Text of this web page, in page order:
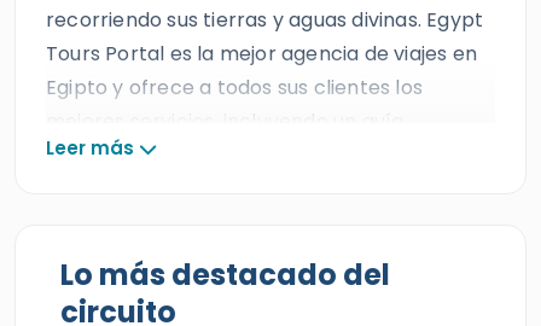
Tours Portal es la mejor agencia de viajes en
Egipto y ofrece a todos sus clientes los
mejores servicios, incluyendo un guía
egiptólogo profesional, un mágico crucero
por el Nilo y un vehículo privado con aire
Todos nuestros huéspedes disfrutarán de un
increíble tour de 8 días a
circuito